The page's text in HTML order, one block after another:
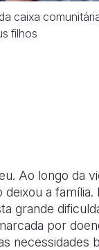
caixa
filhos
Ao longo da
a família.
grande
por
necessidades